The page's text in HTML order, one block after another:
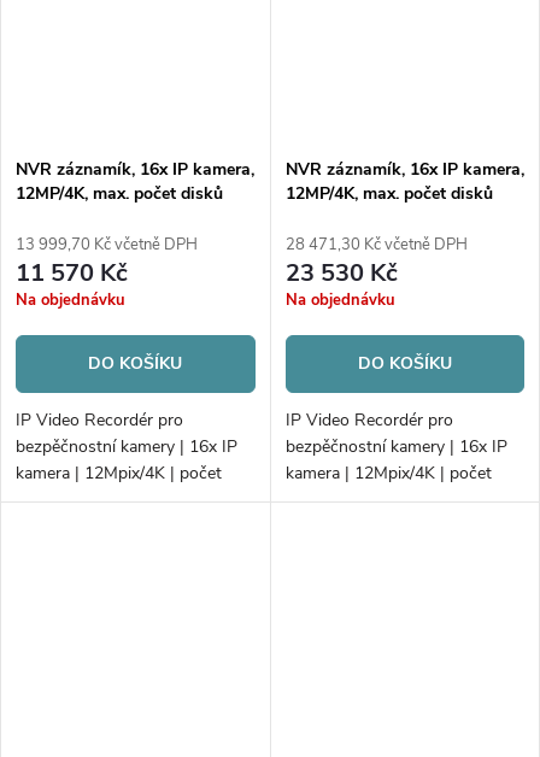
NVR záznamík, 16x IP kamera,
12MP/4K, max. počet disků
13 999,70 Kč včetně DPH
11 570 Kč
Na objednávku
DO KOŠÍKU
IP Video Recordér pro
bezpěčnostní kamery | 16x IP
kamera | 12Mpix/4K | počet
disků 2xHDD | 160/256Mb
NVR záznamík, 16x IP kamera,
12MP/4K, max. počet disků
28 471,30 Kč včetně DPH
23 530 Kč
Na objednávku
DO KOŠÍKU
IP Video Recordér pro
bezpěčnostní kamery | 16x IP
kamera | 12Mpix/4K | počet
disků 4xHDD | 256 Mbps/200